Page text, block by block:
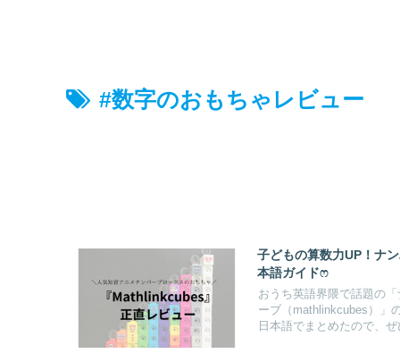
#数字のおもちゃレビュー
子どもの算数力UP！ナ
本語ガイドෆ
おうち英語界隈で話題の
ーブ（mathlinkcubes）」
日本語でまとめたので、